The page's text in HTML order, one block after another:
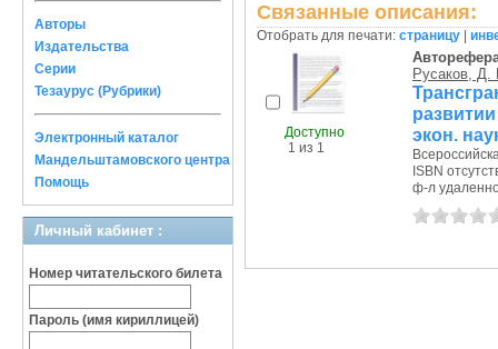
Авторы
Издательства
Серии
Тезаурус (Рубрики)
Электронный каталог
Мандельштамовского центра
Помощь
Личный кабинет :
Номер читательского билета
Пароль (имя кириллицей)
Связанные описания:
Отобрать для печати: страницу
Доступно
1 из 1
Русаков, Д.
экон.
ISBN
ф-л